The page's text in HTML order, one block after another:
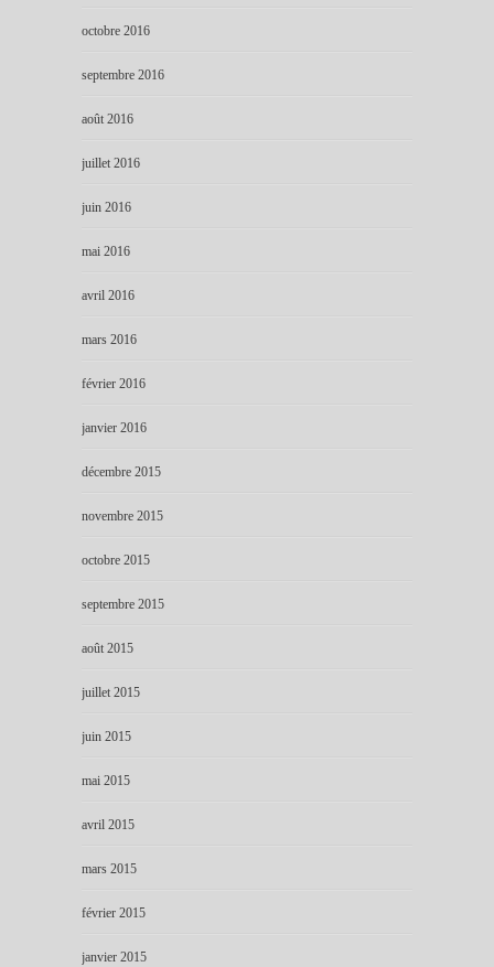
octobre 2016
septembre 2016
août 2016
juillet 2016
juin 2016
mai 2016
avril 2016
mars 2016
février 2016
janvier 2016
décembre 2015
novembre 2015
octobre 2015
septembre 2015
août 2015
juillet 2015
juin 2015
mai 2015
avril 2015
mars 2015
février 2015
janvier 2015